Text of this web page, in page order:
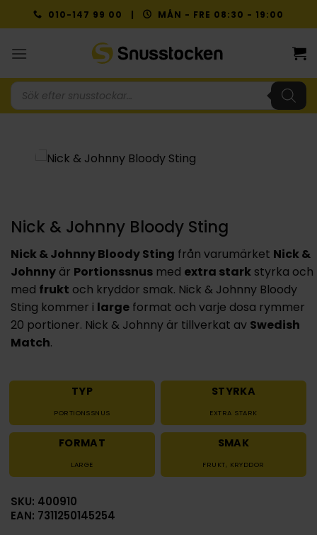
to
010-147 99 00 | MÅN - FRE 08:30 - 19:00
Produktsökning
Nick & Johnny Bloody Sting
Nick & Johnny Bloody Sting från varumärket Nick &
Johnny är Portionssnus med extra stark styrka och
med frukt och kryddor smak. Nick & Johnny Bloody
Sting kommer i large format och varje dosa rymmer
20 portioner. Nick & Johnny är tillverkat av Swedish
Match.
TYP
PORTIONSSNUS
STYRKA
EXTRA STARK
FORMAT
LARGE
SMAK
FRUKT, KRYDDOR
SKU: 400910
EAN: 7311250145254